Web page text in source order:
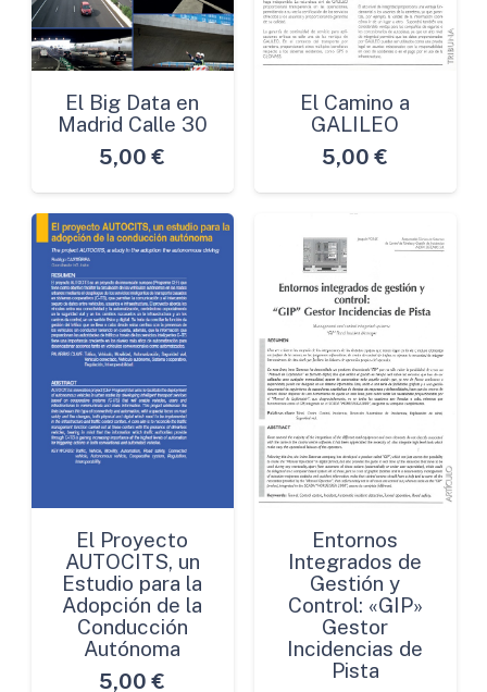
El Big Data en
Madrid Calle 30
5,00 €
El Camino a
GALILEO
5,00 €
El Proyecto
AUTOCITS, un
Estudio para la
Adopción de la
Conducción
Autónoma
5,00 €
Entornos
Integrados de
Gestión y
Control: «GIP»
Gestor
Incidencias de
Pista